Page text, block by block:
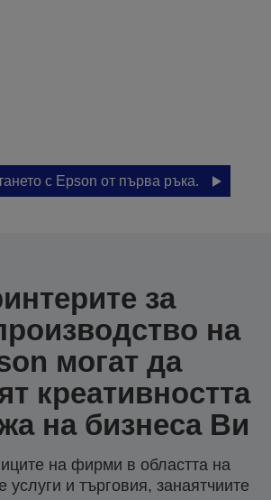
с Epson от първа ръка.
за
на
могат да
креативността
на бизнеса Ви
на фирми в областта на
услуги и търговия, занаятчиите